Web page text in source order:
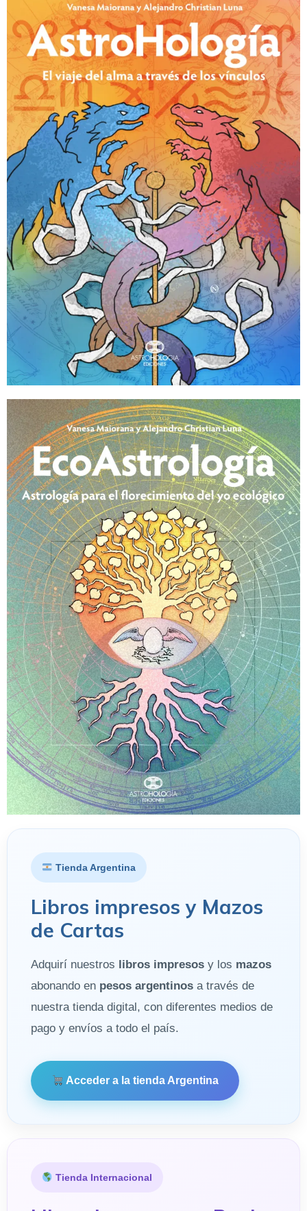
Tienda Argentina
Libros impresos y Mazos
de Cartas
Adquirí nuestros libros impresos y los mazos
abonando en pesos argentinos a través de
nuestra tienda digital, con diferentes medios de
pago y envíos a todo el país.
Acceder a la tienda Argentina
Tienda Internacional